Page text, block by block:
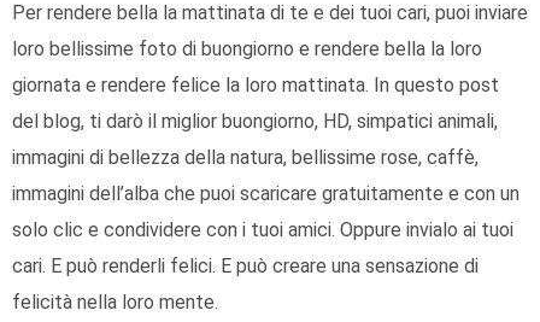
Per rendere bella la mattinata di te e dei tuoi cari, puoi inviare
loro bellissime foto di buongiorno e rendere bella la loro
giornata e rendere felice la loro mattinata. In questo post
del blog, ti darò il miglior buongiorno, HD, simpatici animali,
immagini di bellezza della natura, bellissime rose, caffè,
immagini dell’alba che puoi scaricare gratuitamente e con un
solo clic e condividere con i tuoi amici. Oppure invialo ai tuoi
cari. E può renderli felici. E può creare una sensazione di
felicità nella loro mente.